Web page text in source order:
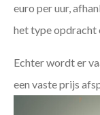
euro per uur,
het type opdracht
Echter wordt er
een vaste prijs